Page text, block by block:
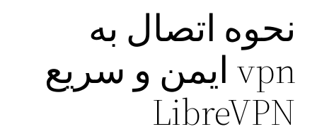
نحوه اتصال به
vpn ایمن و سریع
LibreVPN